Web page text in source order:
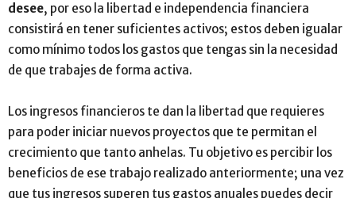
desee, por eso la libertad e independencia financiera
consistirá en tener suficientes activos; estos deben igualar
como mínimo todos los gastos que tengas sin la necesidad
de que trabajes de forma activa.
Los ingresos financieros te dan la libertad que requieres
para poder iniciar nuevos proyectos que te permitan el
crecimiento que tanto anhelas. Tu objetivo es percibir los
beneficios de ese trabajo realizado anteriormente; una vez
que tus ingresos superen tus gastos anuales puedes decir